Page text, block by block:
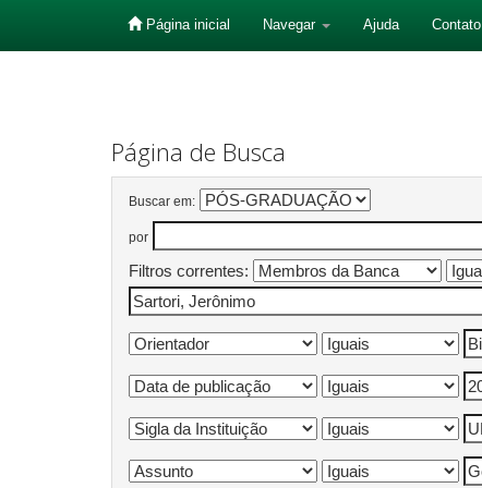
Página inicial Navegar Ajuda Contato
Página de Busca
Buscar em:
por
Filtros correntes: